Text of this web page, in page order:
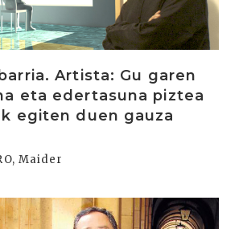
Artista: Gu garen
eta edertasuna piztea
egiten duen gauza
Maider